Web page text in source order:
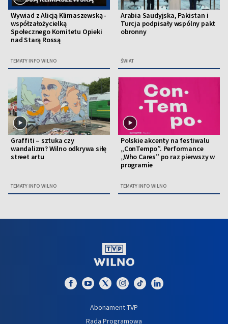
Wywiad z Alicją Klimaszewską -
współzałożycielką
Społecznego Komitetu Opieki
nad Starą Rossą
TEMATY INFO WILNO
Arabia Saudyjska, Pakistan i
Turcja podpisały wspólny pakt
obronny
ŚWIAT
Graffiti – sztuka czy
wandalizm? Wilno odkrywa siłę
street artu
TEMATY INFO WILNO
Polskie akcenty na festiwalu
„ConTempo”. Performance
„Who Cares” po raz pierwszy w
programie
TEMATY INFO WILNO
Abonament TVP
Rada Programowa